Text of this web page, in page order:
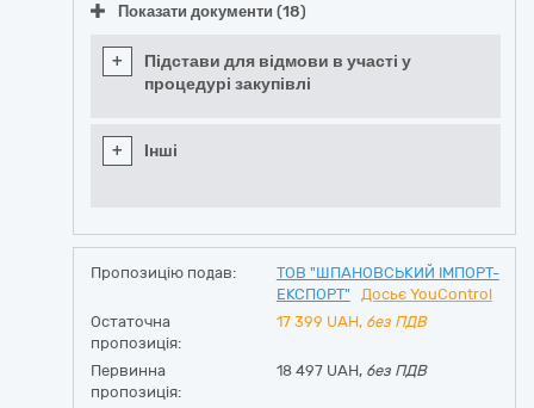
Показати документи (18)
+
Підстави для відмови в участі у
процедурі закупівлі
+ Інші
Пропозицію подав:
ТОВ "ШПАНОВСЬКИЙ ІМПОРТ-
ЕКСПОРТ"
Досьє YouControl
Остаточна
пропозиція:
17 399 UAH, без ПДВ
Первинна
пропозиція:
18 497 UAH, без ПДВ